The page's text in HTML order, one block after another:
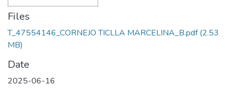
Files
T_47554146_CORNEJO TICLLA MARCELINA_B.pdf(2.53
MB)
Date
2025-06-16